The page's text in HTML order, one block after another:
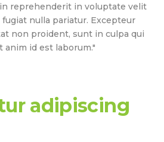
reprehenderit in voluptate velit
nulla pariatur. Excepteur
non proident, sunt in culpa qui
id est laborum."
adipiscing